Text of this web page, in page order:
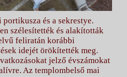
és a sekrestye.
szélesítették és alakították
feliratán korábbi
idejét örökítették meg.
jelző évszámokat
Az templombelső mai